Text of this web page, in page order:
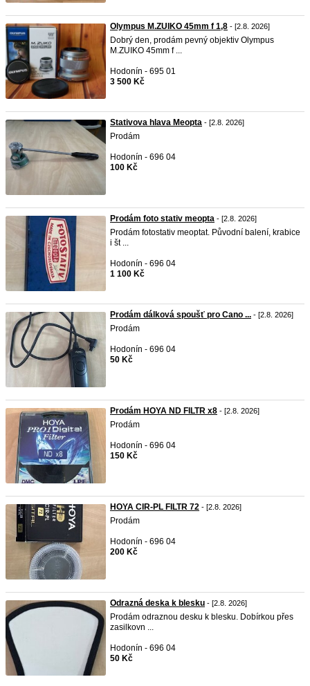
Olympus M.ZUIKO 45mm f 1,8 - [2.8. 2026]
Dobrý den, prodám pevný objektiv Olympus
M.ZUIKO 45mm f ...
Hodonín - 695 01
3 500 Kč
Stativova hlava Meopta - [2.8. 2026]
Prodám
Hodonín - 696 04
100 Kč
Prodám foto stativ meopta - [2.8. 2026]
Prodám fotostativ meoptat. Původní balení, krabice
i št ...
Hodonín - 696 04
1 100 Kč
Prodám dálková spoušť pro Cano ... - [2.8. 2026]
Prodám
Hodonín - 696 04
50 Kč
Prodám HOYA ND FILTR x8 - [2.8. 2026]
Prodám
Hodonín - 696 04
150 Kč
HOYA CIR-PL FILTR 72 - [2.8. 2026]
Prodám
Hodonín - 696 04
200 Kč
Odrazná deska k blesku - [2.8. 2026]
Prodám odraznou desku k blesku. Dobírkou přes
zasilkovn ...
Hodonín - 696 04
50 Kč